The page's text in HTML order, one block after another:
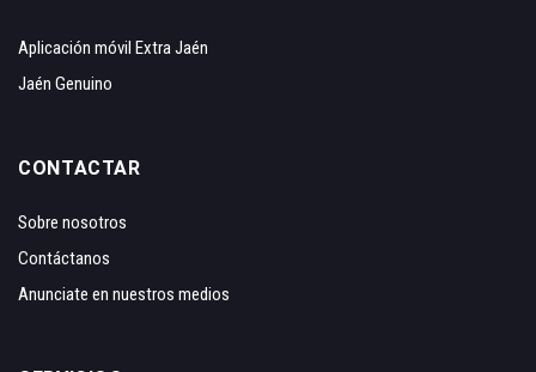
Aplicación móvil Extra Jaén
Jaén Genuino
CONTACTAR
Sobre nosotros
Contáctanos
Anunciate en nuestros medios